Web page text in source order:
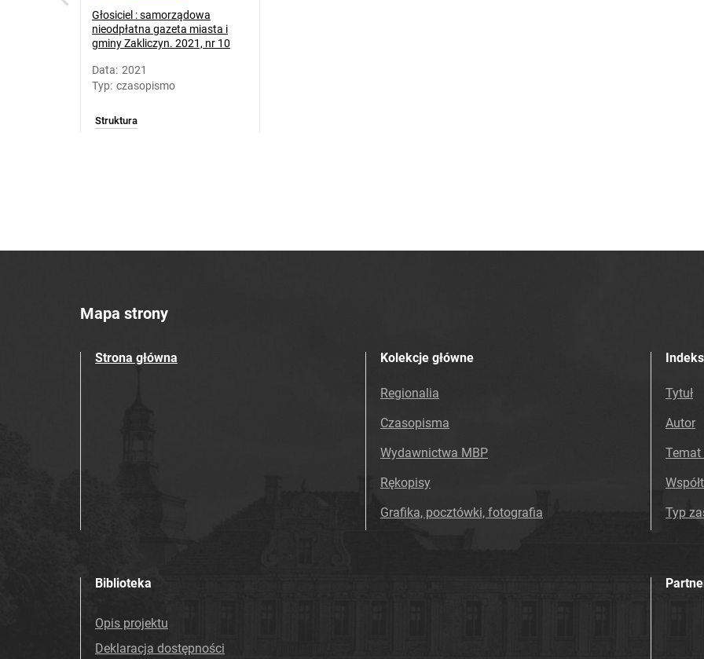
Głosiciel : samorządowa
nieodpłatna gazeta miasta i
gminy Zakliczyn. 2021, nr 10
Data: 2021
Typ: czasopismo
Struktura
Mapa strony
Strona główna Kolekcje główne
Regionalia
Czasopisma
Wydawnictwa MBP
Rękopisy
Grafika, pocztówki, fotografia
Tytuł
Autor
Temat
Typ
Biblioteka
Opis projektu
Deklaracja dostępności